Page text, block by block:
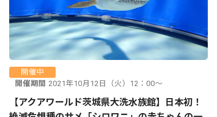
開催中
開催期間 2021年10月12日（火）12：00〜
【アクアワールド茨城県大洗水族館】日本初！